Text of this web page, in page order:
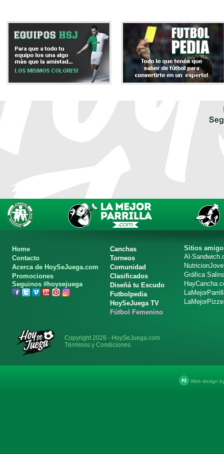
Home
Contacto
Acerca de HoySeJuega.com
Promociones
Seguinos #hoysejuega
Canchas
Torneos
Comunidad
Clasificados
Diseñá tu Escudo
Futbolpedia
HoySeJuega TV
Fútbol Femenino
Sitios
Al-
Gráfica
Copyright 2026 - HoySeJuega.com
Términos y Condiciones
Web design